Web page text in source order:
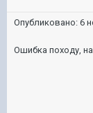
Опубликовано: 6
Ошибка походу,